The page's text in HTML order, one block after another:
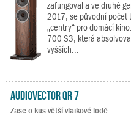
zafungoval a ve druhé
2017, se původní počet
„centry“ pro domácí
700 S3, která
vyšších...
Audiovector QR 7
Zase o kus větší vlajkové lodě.